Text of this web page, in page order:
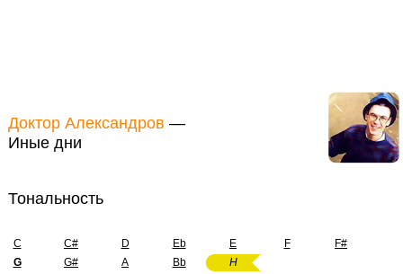
Доктор Александров —
Иные дни
Тональность
C C# D Eb E F
F#
G
G# A Bb H